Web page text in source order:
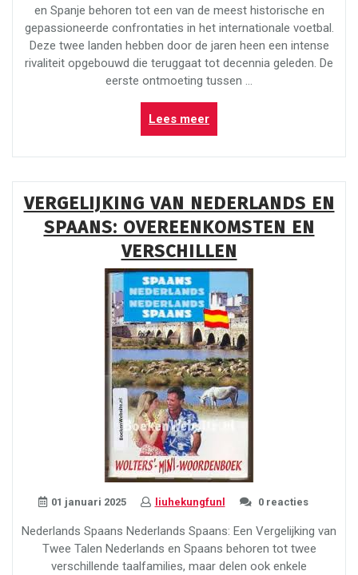
en Spanje behoren tot een van de meest historische en
gepassioneerde confrontaties in het internationale voetbal.
Deze twee landen hebben door de jaren heen een intense
rivaliteit opgebouwd die teruggaat tot decennia geleden. De
eerste ontmoeting tussen …
Lees meer“Nederland
tegen
Spanje:
Voetbalrivaliteit”
VERGELIJKING VAN NEDERLANDS EN
SPAANS: OVEREENKOMSTEN EN
VERSCHILLEN
01 januari 2025 liuhekungfunl 0 reacties
Nederlands Spaans Nederlands Spaans: Een Vergelijking van
Twee Talen Nederlands en Spaans behoren tot twee
verschillende taalfamilies, maar delen ook enkele